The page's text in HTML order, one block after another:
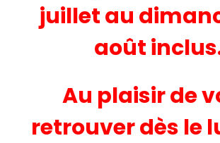
juillet au
août
Au plaisir de
retrouver dès le